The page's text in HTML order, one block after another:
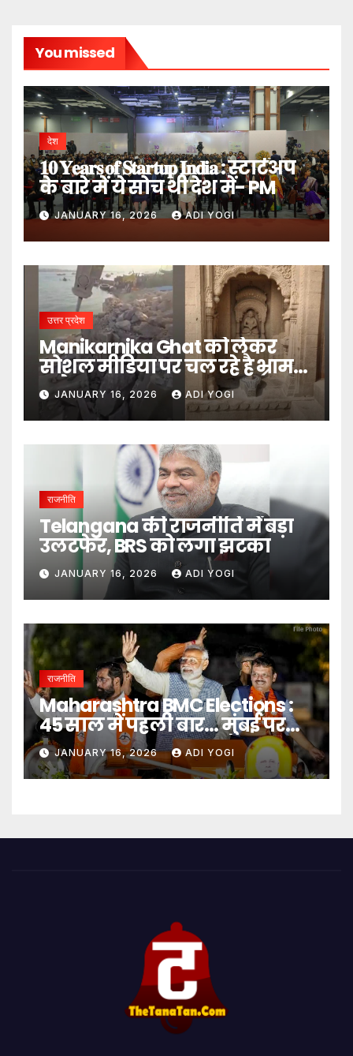
You missed
देश
𝟏𝟎 𝐘𝐞𝐚𝐫𝐬 𝐨𝐟 𝐒𝐭𝐚𝐫𝐭𝐮𝐩 𝐈𝐧𝐝𝐢𝐚 : स्टार्टअप
के बारे में ये सोच थी देश में- PM
JANUARY 16, 2026 ADI YOGI
उत्तर प्रदेश
Manikarnika Ghat को लेकर
सोशल मीडिया पर चल रहे है भ्रामक
दावे- DM
JANUARY 16, 2026 ADI YOGI
राजनीति
Telangana की राजनीति में बड़ा
उलटफेर, BRS को लगा झटका
JANUARY 16, 2026 ADI YOGI
राजनीति
Maharashtra BMC Elections :
45 साल में पहली बार… मुंबई पर
बादशाहत
JANUARY 16, 2026 ADI YOGI